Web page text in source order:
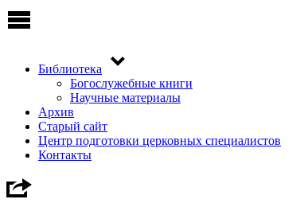
Библиотека
Богослужебные книги
Научные материалы
Архив
Старый сайт
Центр подготовки церковных специалистов
Контакты